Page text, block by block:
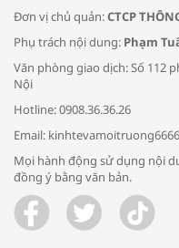
Bác
Trao
Đơn vị chủ quản:CTCP
Phụ trách nội dung: Phạm
Văn phòng giao dịch: Số 112
Nội
Hotline: 0908.36.36.26
Email:
Mọi hành động sử dụng nội
đồng ý bằng văn bản.